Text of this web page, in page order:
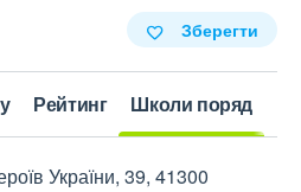
Зберегти
Рейтинг Школи поряд
України, 39, 41300